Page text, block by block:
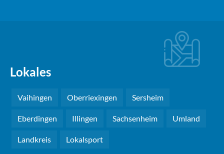
Lokales
Vaihingen Oberriexingen Sersheim
Eberdingen Illingen Sachsenheim Umland
Landkreis Lokalsport